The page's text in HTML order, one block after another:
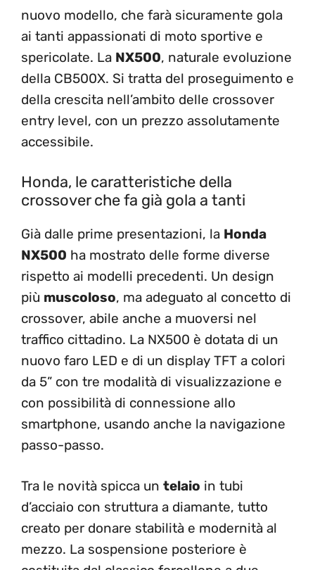
nuovo modello, che farà sicuramente gola
ai tanti appassionati di moto sportive e
spericolate. La NX500, naturale evoluzione
della CB500X. Si tratta del proseguimento e
della crescita nell’ambito delle crossover
entry level, con un prezzo assolutamente
accessibile.
Honda, le caratteristiche della
crossover che fa già gola a tanti
Già dalle prime presentazioni, la Honda
NX500 ha mostrato delle forme diverse
rispetto ai modelli precedenti. Un design
più muscoloso, ma adeguato al concetto di
crossover, abile anche a muoversi nel
traffico cittadino. La NX500 è dotata di un
nuovo faro LED e di un display TFT a colori
da 5” con tre modalità di visualizzazione e
con possibilità di connessione allo
smartphone, usando anche la navigazione
passo-passo.
Tra le novità spicca un telaio in tubi
d’acciaio con struttura a diamante, tutto
creato per donare stabilità e modernità al
mezzo. La sospensione posteriore è